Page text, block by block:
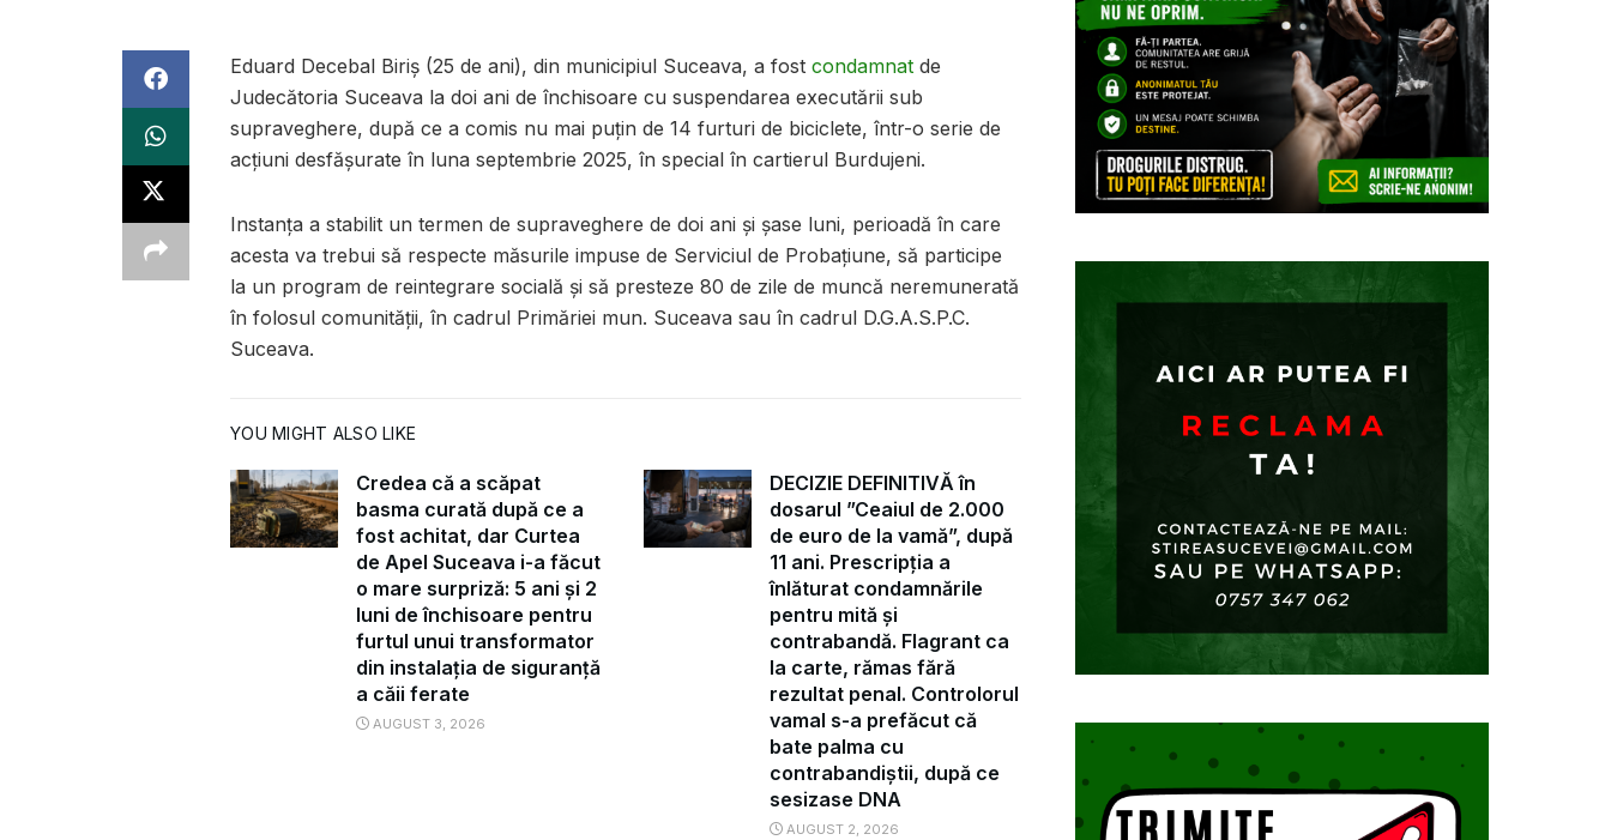
Eduard Decebal Biriș (25 de ani), din municipiul Suceava, a fost condamnat de
Judecătoria Suceava la doi ani de închisoare cu suspendarea executării sub
supraveghere, după ce a comis nu mai puțin de 14 furturi de biciclete, într-o serie de
acțiuni desfășurate în luna septembrie 2025, în special în cartierul Burdujeni.
Instanța a stabilit un termen de supraveghere de doi ani și șase luni, perioadă în care
acesta va trebui să respecte măsurile impuse de Serviciul de Probațiune, să participe
la un program de reintegrare socială și să presteze 80 de zile de muncă neremunerată
în folosul comunității, în cadrul Primăriei mun. Suceava sau în cadrul D.G.A.S.P.C.
Suceava.
YOU MIGHT ALSO LIKE
Credea că a scăpat
basma curată după ce a
fost achitat, dar Curtea
de Apel Suceava i-a făcut
o mare surpriză: 5 ani și 2
luni de închisoare pentru
furtul unui transformator
din instalația de siguranță
a căii ferate
AUGUST 3, 2026
DECIZIE DEFINITIVĂ în
dosarul ”Ceaiul de 2.000
de euro de la vamă”, după
11 ani. Prescripția a
înlăturat condamnările
pentru mită și
contrabandă. Flagrant ca
la carte, rămas fără
rezultat penal. Controlorul
vamal s-a prefăcut că
bate palma cu
contrabandiștii, după ce
sesizase DNA
AUGUST 2, 2026